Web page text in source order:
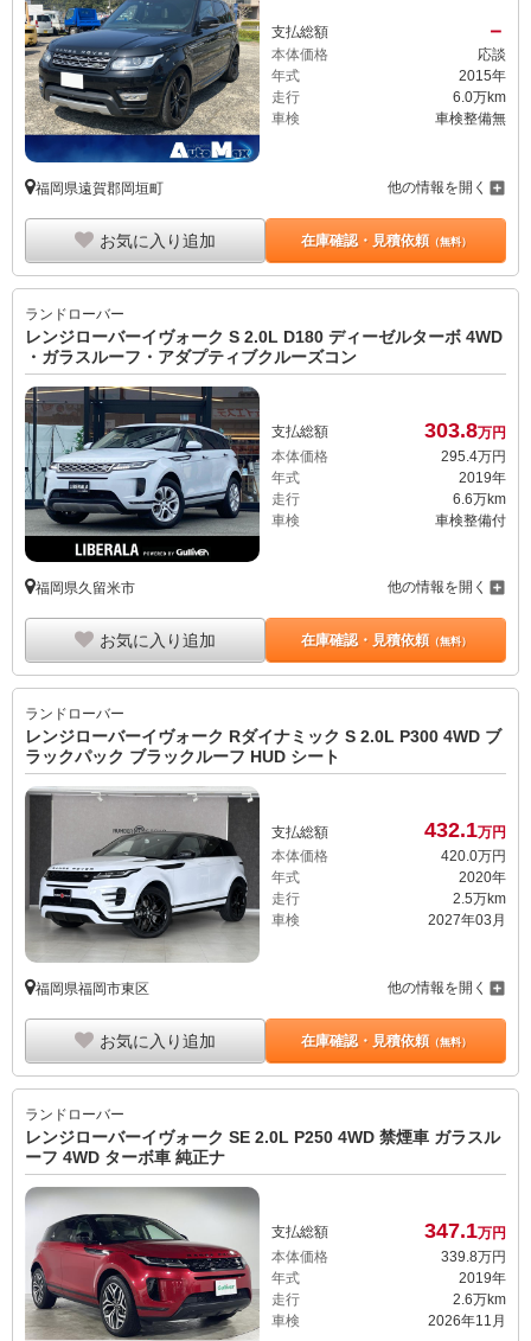
支払総額 －
本体価格
応談
年式
2015年
走行
6.0万km
車検
車検整備無
福岡県遠賀郡岡垣町 他の情報を開く
お気に入り追加 在庫確認・見積依頼（無料）
ランドローバー
レンジローバーイヴォーク S 2.0L D180 ディーゼルターボ 4WD
・ガラスルーフ・アダプティブクルーズコン
支払総額 303.8万円
本体価格
295. 4万円
年式
2019年
走行
6.6万km
車検
車検整備付
福岡県久留米市 他の情報を開く
お気に入り追加 在庫確認・見積依頼（無料）
ランドローバー
レンジローバーイヴォーク Rダイナミック S 2.0L P300 4WD ブ
ラックパック ブラックルーフ HUD シート
支払総額 432.1万円
本体価格
420.0万円
年式
2020年
走行
2.5万km
車検
2027年03月
福岡県福岡市東区 他の情報を開く
お気に入り追加 在庫確認・見積依頼（無料）
ランドローバー
レンジローバーイヴォーク SE 2.0L P250 4WD 禁煙車 ガラスル
ーフ 4WD ターボ車 純正ナ
支払総額 347.1万円
本体価格
339. 8万円
年式
2019年
走行
2.6万km
車検
2026年11月